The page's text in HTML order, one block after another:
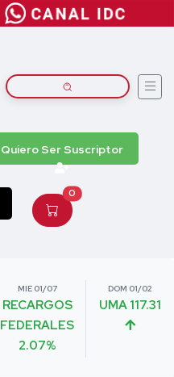
Quiero Ser Suscriptor
0
MIE 01/07
RECARGOS
FEDERALES
2.07%
DOM 01/02
UMA 117.31